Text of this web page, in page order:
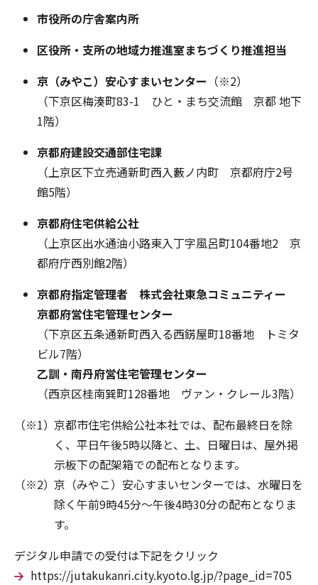
市役所の庁舎案内所
区役所・支所の地域力推進室まちづくり推進担当
京（みやこ）安心すまいセンター （※2）
（下京区梅湊町83-1 ひと・まち交流館 京都 地下
1階）
京都府建設交通部住宅課
（上京区下立売通新町西入藪ノ内町 京都府庁2号
館5階）
京都府住宅供給公社
（上京区出水通油小路東入丁字風呂町104番地2 京
都府庁西別館2階）
京都府指定管理者 株式会社東急コミュニティー
京都府営住宅管理センター
（下京区五条通新町西入る西錺屋町18番地 トミタ
ビル7階）
乙訓・南丹府営住宅管理センター
（西京区桂南巽町128番地 ヴァン・クレール3階）
京都市住宅供給公社本社では、配布最終日を除
く、平日午後5時以降と、土、日曜日は、屋外掲
示板下の配架箱での配布となります。
京（みやこ）安心すまいセンターでは、水曜日を
除く午前9時45分～午後4時30分の配布となりま
す。
デジタル申請での受付は下記をクリック
https://jutakukanri.city.kyoto.lg.jp/?page_id=705